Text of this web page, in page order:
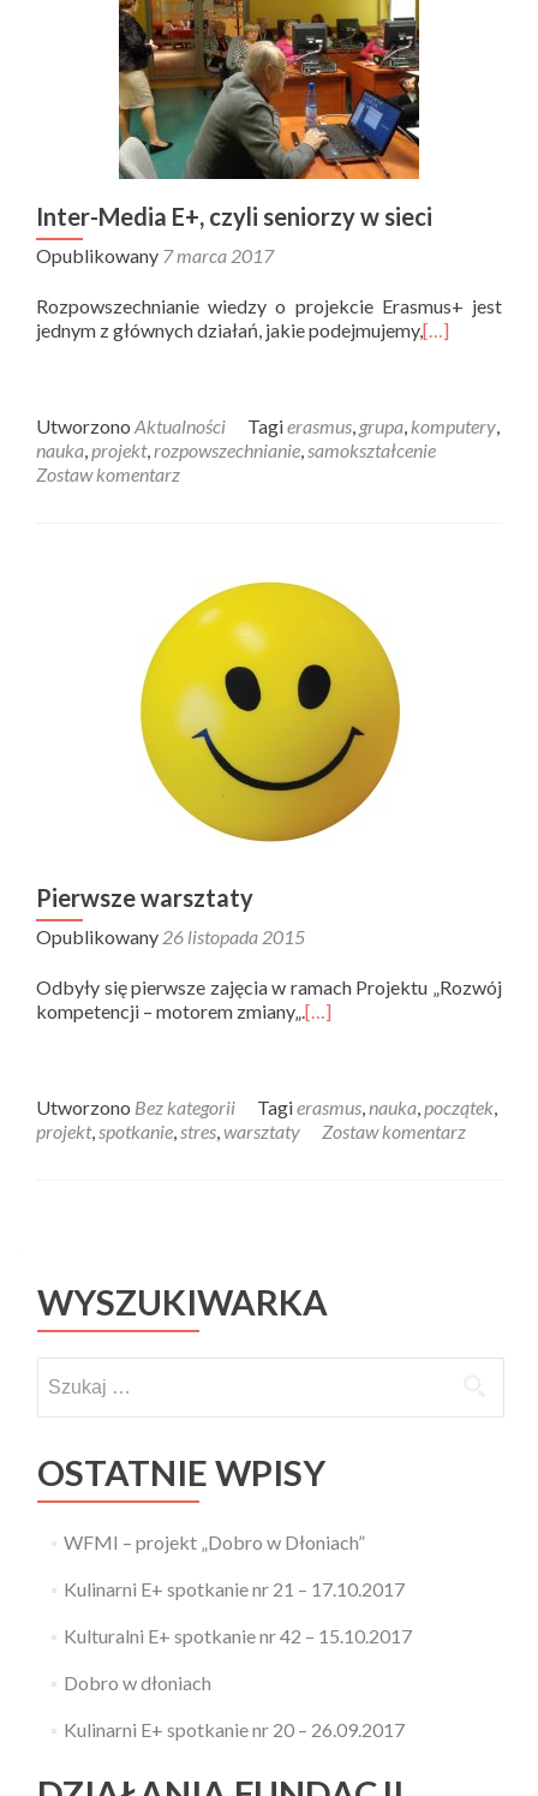
Inter-Media E+, czyli seniorzy w sieci
Opublikowany 7 marca 2017
Rozpowszechnianie wiedzy o projekcie Erasmus+ jest
jednym z głównych działań, jakie podejmujemy,[…]
Utworzono Aktualności Tagierasmus, grupa, komputery,
nauka,projekt,rozpowszechnianie,samokształcenie
Zostaw komentarz
Pierwsze warsztaty
Opublikowany 26 listopada 2015
Odbyły się pierwsze zajęcia w ramach Projektu „Rozwój
kompetencji – motorem zmiany„.[…]
Utworzono Bez kategorii Tagierasmus,nauka,początek,
projekt,spotkanie,stres,warsztaty Zostaw komentarz
WYSZUKIWARKA
OSTATNIE WPISY
WFMI – projekt „Dobro w Dłoniach”
Kulinarni E+ spotkanie nr 21 – 17.10.2017
Kulturalni E+ spotkanie nr 42 – 15.10.2017
Dobro w dłoniach
Kulinarni E+ spotkanie nr 20 – 26.09.2017